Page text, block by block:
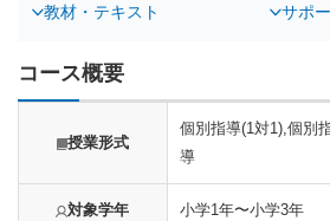
教材・テキスト サポ
コース概要
授業形式
個別指導(1対1),個別
導
対象学年 小学1年〜小学3年